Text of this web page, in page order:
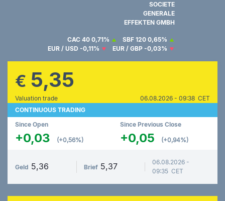
SOCIETE
GENERALE
EFFEKTEN GMBH
CAC 40 0,71% SBF 120 0,65%
EUR / USD -0,11% EUR / GBP -0,03%
€ 5,35
Valuation trade
06.08.2026 - 09:38 CET
CONTINUOUS TRADING
Since Open
+0,03 (+0,56%)
Since Previous Close
+0,05 (+0,94%)
Geld 5,36 Brief 5,37
06.08.2026 -
09:35 CET